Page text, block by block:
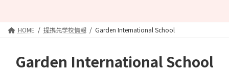
HOME 提携先学校情報 Garden International School
Garden International School